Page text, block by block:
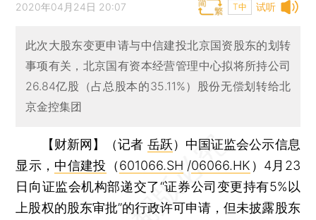
试听
2020年04月24日 20:07 T中
此次大股东变更申请与中信建投北京国资股东的划转
事项有关，北京国有资本经营管理中心拟将所持公司
26.84亿股（占总股本的35.11%）股份无偿划转给北
京金控集团
【财新网】（记者 岳跃） 中国证监会公示信息
显示， 中信建投 （601066.SH /06066.HK ）4月23
日向证监会机构部递交了“证券公司变更持有5%以
上股权的股东审批”的行政许可申请，但未披露股东